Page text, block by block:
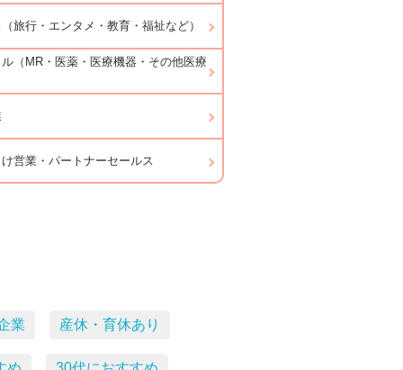
旅行・エンタメ・教育・福祉など）
（MR・医薬・医療機器・その他医療
営業・パートナーセールス
業 産休・育休あり